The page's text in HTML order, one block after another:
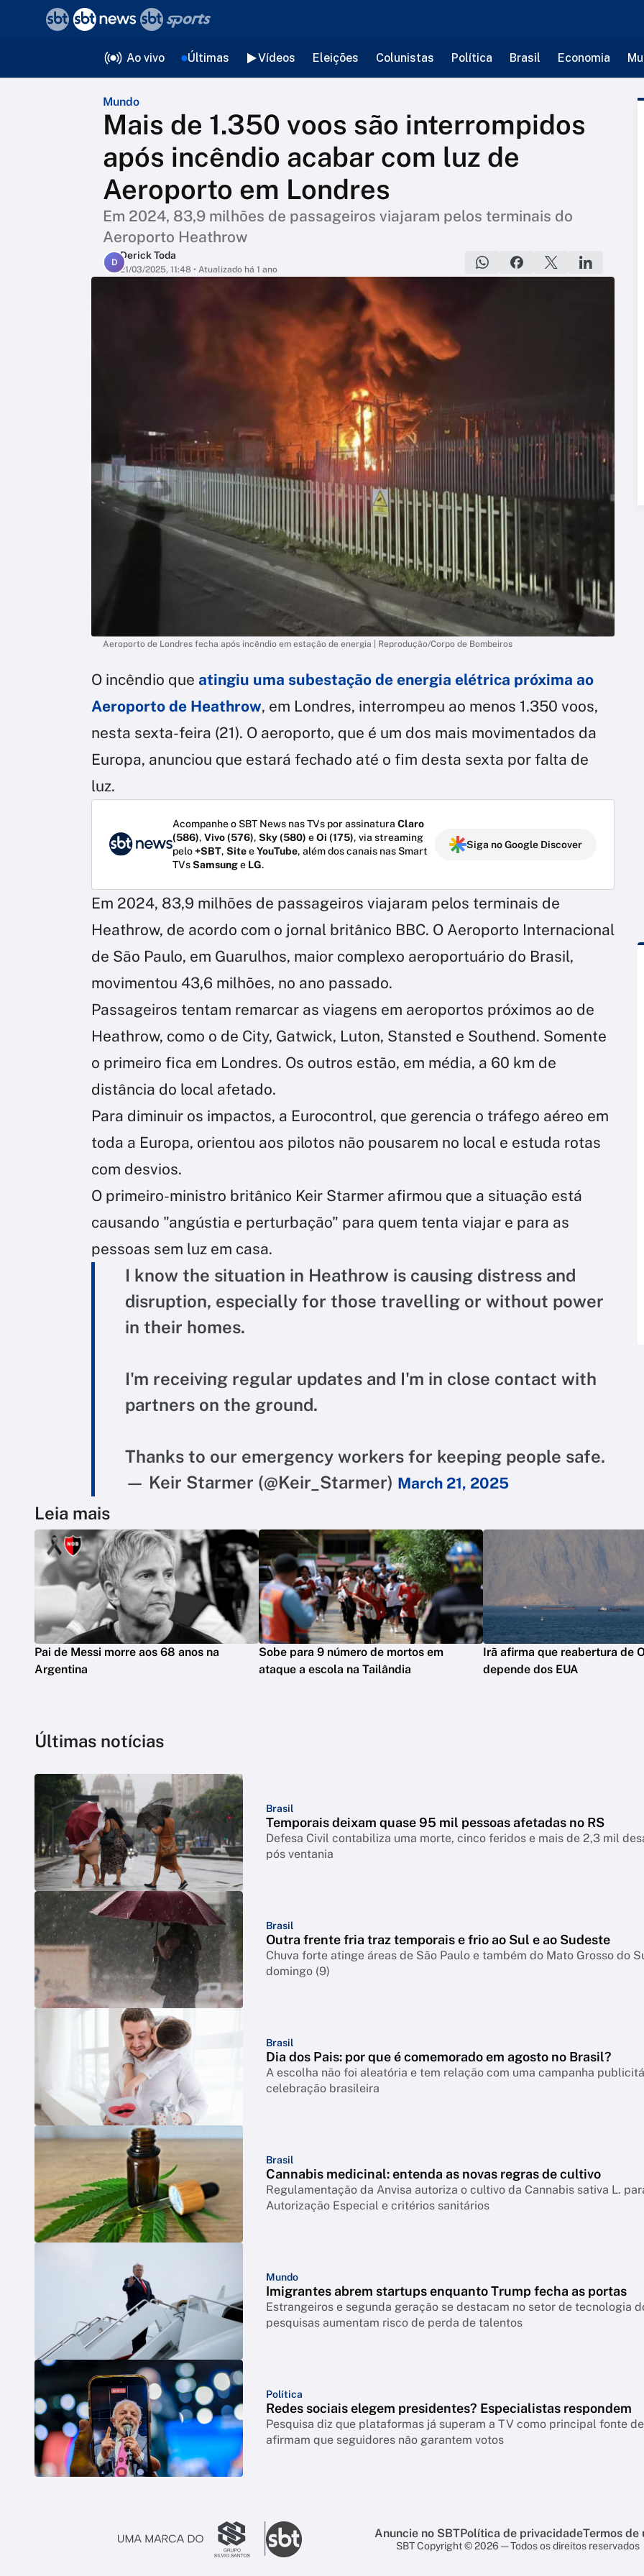
Ao vivo Últimas Vídeos Eleições Colunistas Política Brasil Economia
Mundo
Mais de 1.350 voos são interrompidos
após incêndio acabar com luz de
Aeroporto em Londres
Em 2024, 83,9 milhões de passageiros viajaram pelos terminais do
Aeroporto Heathrow
D
Derick Toda
21/03/2025, 11:48 • Atualizado há 1 ano
Aeroporto de Londres fecha após incêndio em estação de energia | Reprodução/Corpo de Bombeiros
O incêndio que atingiu uma subestação de energia elétrica próxima ao
Aeroporto de Heathrow, em Londres, interrompeu ao menos 1.350 voos,
nesta sexta-feira (21). O aeroporto, que é um dos mais movimentados da
Europa, anunciou que estará fechado até o fim desta sexta por falta de
luz.
Acompanhe o SBT News nas TVs por assinatura Claro
(586), Vivo (576), Sky (580) eOi (175), via streaming
pelo+SBT, SiteeYouTube, além dos canais nas Smart
TVsSamsunge LG.
Siga no Google Discover
Em 2024, 83,9 milhões de passageiros viajaram pelos terminais de
Heathrow, de acordo com o jornal britânico BBC. O Aeroporto Internacional
de São Paulo, em Guarulhos, maior complexo aeroportuário do Brasil,
movimentou 43,6 milhões, no ano passado.
Passageiros tentam remarcar as viagens em aeroportos próximos ao de
Heathrow, como o de City, Gatwick, Luton, Stansted e Southend. Somente
o primeiro fica em Londres. Os outros estão, em média, a 60 km de
distância do local afetado.
Para diminuir os impactos, a Eurocontrol, que gerencia o tráfego aéreo em
toda a Europa, orientou aos pilotos não pousarem no local e estuda rotas
com desvios.
O primeiro-ministro britânico Keir Starmer afirmou que a situação está
causando "angústia e perturbação" para quem tenta viajar e para as
pessoas sem luz em casa.
I know the situation in Heathrow is causing distress and
disruption, especially for those travelling or without power
in their homes.
I'm receiving regular updates and I'm in close contact with
partners on the ground.
Thanks to our emergency workers for keeping people safe.
— Keir Starmer (@Keir_Starmer) March 21, 2025
Leia mais
Pai de Messi morre aos 68 anos na
Argentina
Sobe para 9 número de mortos em
ataque a escola na Tailândia
Irã afirma que reabertura de
depende dos EUA
Últimas notícias
Brasil
Temporais deixam quase 95 mil pessoas afetadas no RS
Defesa Civil contabiliza uma morte, cinco feridos e mais de 2,3 mil
pós ventania
Brasil
Outra frente fria traz temporais e frio ao Sul e ao Sudeste
Chuva forte atinge áreas de São Paulo e também do Mato Grosso do
domingo (9)
Brasil
Dia dos Pais: por que é comemorado em agosto no Brasil?
A escolha não foi aleatória e tem relação com uma campanha
celebração brasileira
Brasil
Cannabis medicinal: entenda as novas regras de cultivo
Regulamentação da Anvisa autoriza o cultivo da Cannabis sativa L.
Autorização Especial e critérios sanitários
Mundo
Imigrantes abrem startups enquanto Trump fecha as portas
Estrangeiros e segunda geração se destacam no setor de tecnologia
pesquisas aumentam risco de perda de talentos
Política
Redes sociais elegem presidentes? Especialistas respondem
Pesquisa diz que plataformas já superam a TV como principal fonte
afirmam que seguidores não garantem votos
Anuncie no SBTPolítica de privacidadeTermos de
SBT Copyright © 2026 — Todos os direitos reservados
voltar
Editorias